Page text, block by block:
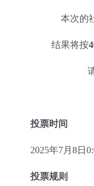
本次的
结果将按
投票时间
2025年7月8日
投票规则